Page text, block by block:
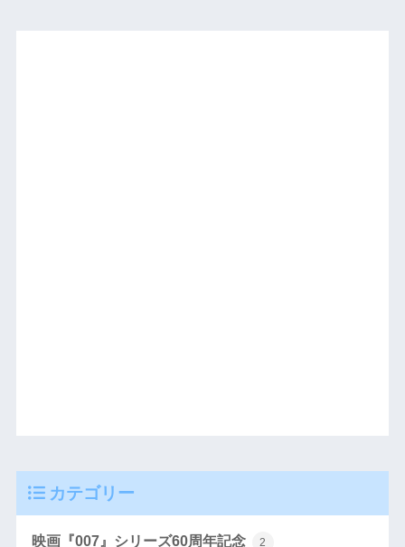
カテゴリー
映画『007』シリーズ60周年記念 2